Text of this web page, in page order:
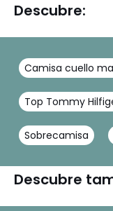
Descubre:
Camisa cuello
Top Tommy
Sobrecamisa
Descubre